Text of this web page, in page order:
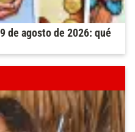
de agosto de 2026: qué